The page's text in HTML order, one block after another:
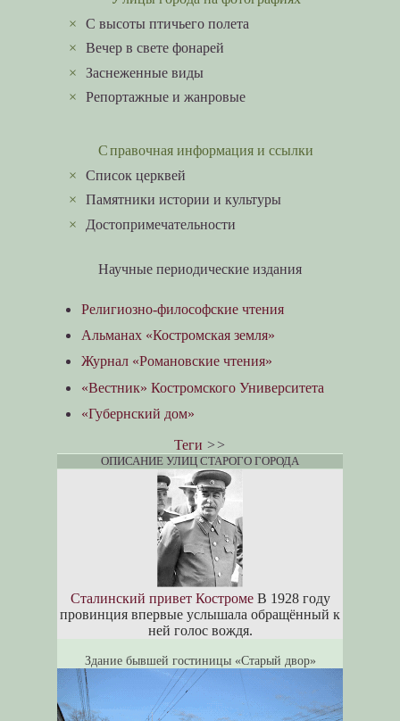
×C высоты птичьего полета
×Вечер в свете фонарей
×Заснеженные виды
×Репортажные и жанровые
Справочная информация и ссылки
×Список церквей
×Памятники истории и культуры
Достопримечательности
Научные периодические издания
Религиозно-философские чтения
Альманах «Костромская земля»
Журнал «Романовские чтения»
«Вестник» Костромского Университета
«Губернский дом»
Теги >>
ОПИСАНИЕ УЛИЦ СТАРОГО ГОРОДА
Сталинский привет КостромеВ 1928 году
провинция впервые услышала обращённый к
ней голос вождя.
Здание бывшей гостиницы «Старый двор»